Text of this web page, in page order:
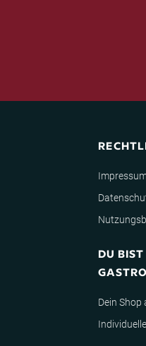
DU BIST
Dein Shop